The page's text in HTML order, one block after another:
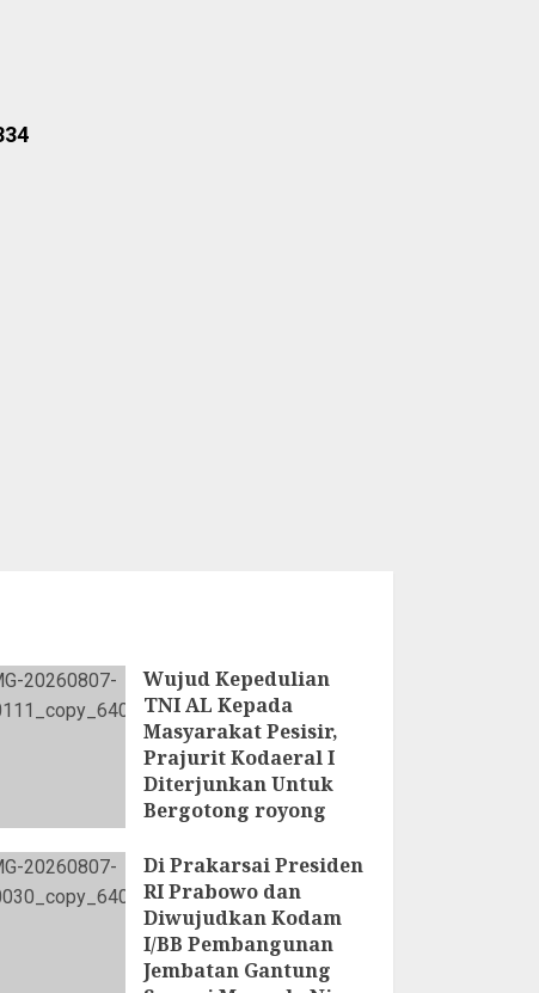
Wujud Kepedulian
TNI AL Kepada
Masyarakat Pesisir,
Prajurit Kodaeral I
Diterjunkan Untuk
Bergotong royong
Setempat
7 AGUSTUS 2026
Di Prakarsai Presiden
RI Prabowo dan
Diwujudkan Kodam
I/BB Pembangunan
Jembatan Gantung